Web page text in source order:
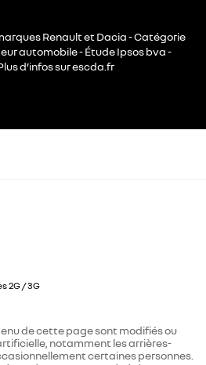
Renault et Dacia - Catégorie
automobile - Étude Ipsos bva -
d’infos sur escda.fr
2G / 3G
de cette page sont modifiés ou
notamment les arrières-
certaines personnes.